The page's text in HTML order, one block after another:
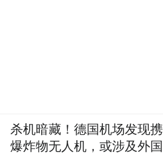
杀机暗藏！德国机场发现携
爆炸物无人机，或涉及外国